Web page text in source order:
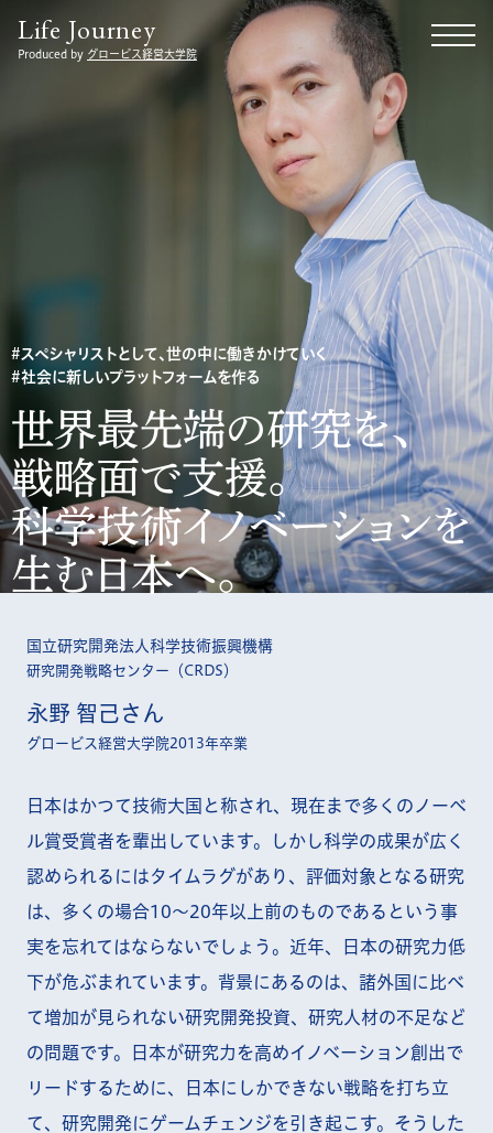
Life Journey
Produced by グロービス経営大学院
スペシャリストとして、世の中に働きかけていく
社会に新しいプラットフォームを作る
世界最先端の研究を、
戦略面で支援。
科学技術イノベーションを
生む日本へ。
国立研究開発法人科学技術振興機構
研究開発戦略センター（CRDS）
永野 智己さん
グロービス経営大学院2013年卒業
日本はかつて技術大国と称され、現在まで多くのノーベ
ル賞受賞者を輩出しています。しかし科学の成果が広く
認められるにはタイムラグがあり、評価対象となる研究
は、多くの場合10～20年以上前のものであるという事
実を忘れてはならないでしょう。近年、日本の研究力低
下が危ぶまれています。背景にあるのは、諸外国に比べ
て増加が見られない研究開発投資、研究人材の不足など
の問題です。日本が研究力を高めイノベーション創出で
リードするために、日本にしかできない戦略を打ち立
て、研究開発にゲームチェンジを引き起こす。そうした